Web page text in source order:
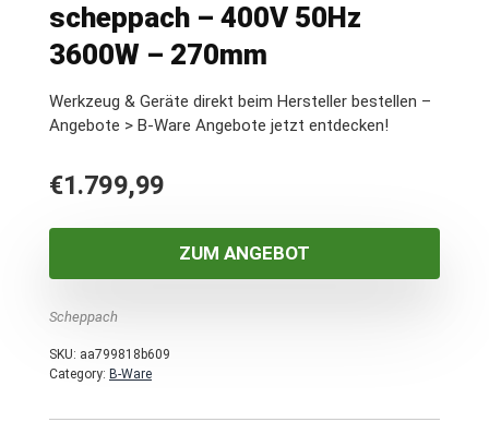
scheppach – 400V 50Hz
3600W – 270mm
Werkzeug & Geräte direkt beim Hersteller bestellen –
Angebote > B-Ware Angebote jetzt entdecken!
€1.799,99
ZUM ANGEBOT
Scheppach
SKU: aa799818b609
Category: B-Ware